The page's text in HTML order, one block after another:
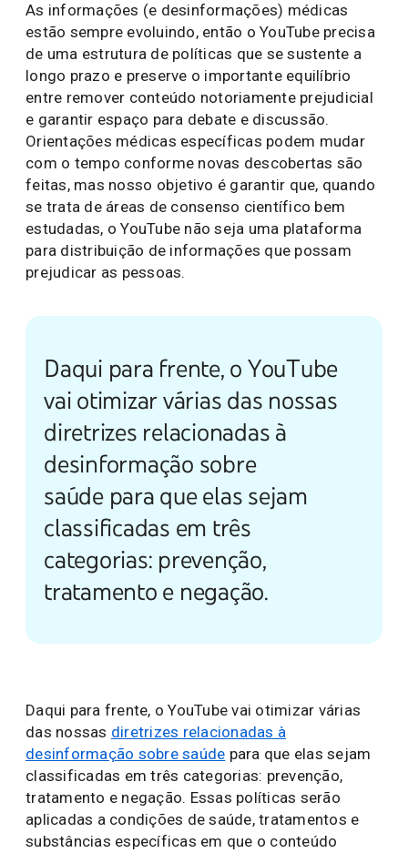
As informações (e desinformações) médicas
estão sempre evoluindo, então o YouTube precisa
de uma estrutura de políticas que se sustente a
longo prazo e preserve o importante equilíbrio
entre remover conteúdo notoriamente prejudicial
e garantir espaço para debate e discussão.
Orientações médicas específicas podem mudar
com o tempo conforme novas descobertas são
feitas, mas nosso objetivo é garantir que, quando
se trata de áreas de consenso científico bem
estudadas, o YouTube não seja uma plataforma
para distribuição de informações que possam
prejudicar as pessoas.
Daqui para frente, o YouTube
vai otimizar várias das nossas
diretrizes relacionadas à
desinformação sobre
saúde para que elas sejam
classificadas em três
categorias: prevenção,
tratamento e negação.
Daqui para frente, o YouTube vai otimizar várias
das nossas diretrizes relacionadas à
desinformação sobre saúde para que elas sejam
classificadas em três categorias: prevenção,
tratamento e negação. Essas políticas serão
aplicadas a condições de saúde, tratamentos e
substâncias específicas em que o conteúdo